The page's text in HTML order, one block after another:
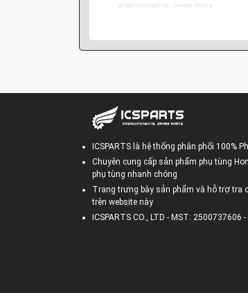
ICSPARTS là hệ thống phân phối 100%
Chuyên cung cấp sản phẩm phụ tùng
phụ tùng nhanh chóng
Trang trưng bày sản phẩm và hỗ trợ tra
trên website này
ICSPARTS CO., LTD - MST: 2500737606